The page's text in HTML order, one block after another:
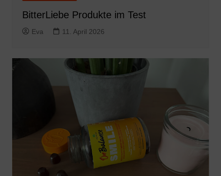
BitterLiebe Produkte im Test
Eva 11. April 2026